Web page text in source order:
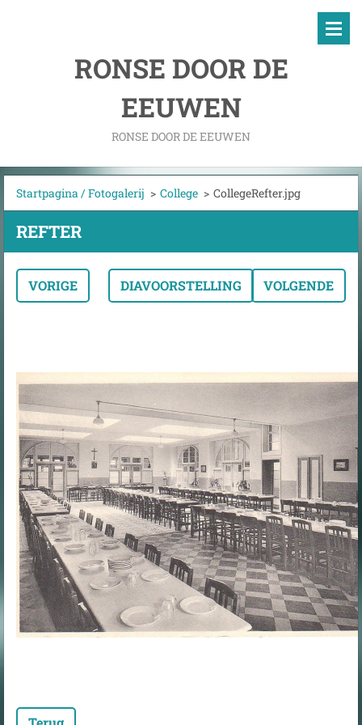
RONSE DOOR DE
EEUWEN
RONSE DOOR DE EEUWEN
Startpagina / Fotogalerij > College > CollegeRefter.jpg
REFTER
VORIGE DIAVOORSTELLING VOLGENDE